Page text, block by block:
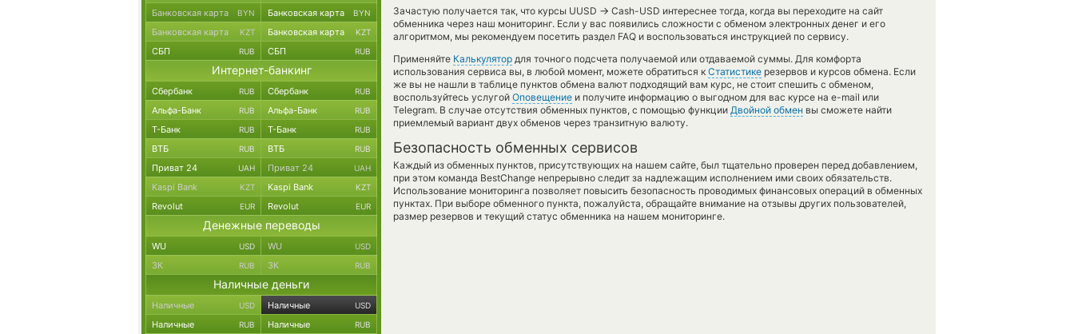
Зачастую получается так, что курсы UUSD → Cash-USD интереснее тогда, когда вы переходите на сайт
обменника через наш мониторинг. Если у вас появились сложности с обменом электронных денег и его
алгоритмом, мы рекомендуем посетить раздел FAQ и воспользоваться инструкцией по сервису.
Применяйте Калькулятор для точного подсчета получаемой или отдаваемой суммы. Для комфорта
использования сервиса вы, в любой момент, можете обратиться к Статистике резервов и курсов обмена. Если
же вы не нашли в таблице пунктов обмена валют подходящий вам курс, не стоит спешить с обменом,
воспользуйтесь услугой Оповещение и получите информацию о выгодном для вас курсе на e-mail или
Telegram. В случае отсутствия обменных пунктов, с помощью функции Двойной обмен вы сможете найти
приемлемый вариант двух обменов через транзитную валюту.
Безопасность обменных сервисов
Каждый из обменных пунктов, присутствующих на нашем сайте, был тщательно проверен перед добавлением,
при этом команда BestChange непрерывно следит за надлежащим исполнением ими своих обязательств.
Использование мониторинга позволяет повысить безопасность проводимых финансовых операций в обменных
пунктах. При выборе обменного пункта, пожалуйста, обращайте внимание на отзывы других пользователей,
размер резервов и текущий статус обменника на нашем мониторинге.
Банковская карта BYN Банковская карта BYN
Банковская карта KZT Банковская карта KZT
СБП RUB СБП RUB
Интернет-банкинг
Сбербанк RUB Сбербанк RUB
Альфа-Банк RUB Альфа-Банк RUB
Т-Банк RUB Т-Банк RUB
ВТБ RUB ВТБ RUB
Приват 24 UAH Приват 24 UAH
Kaspi Bank KZT Kaspi Bank KZT
Revolut EUR Revolut EUR
Денежные переводы
WU USD WU USD
ЗК RUB ЗК RUB
Наличные деньги
Наличные USD Наличные USD
Наличные RUB Наличные RUB